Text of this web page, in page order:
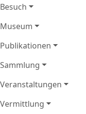
Besuch
Museum
Publikationen
Sammlung
Veranstaltungen
Vermittlung